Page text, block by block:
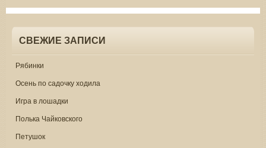
СВЕЖИЕ ЗАПИСИ
Рябинки
Осень по садочку ходила
Игра в лошадки
Полька Чайковского
Петушок